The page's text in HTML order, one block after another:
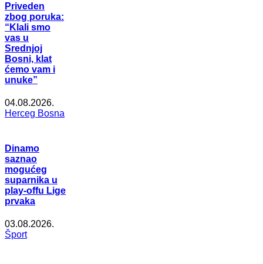
Priveden
zbog poruka:
“Klali smo
vas u
Srednjoj
Bosni, klat
ćemo vam i
unuke”
04.08.2026.
Herceg Bosna
Dinamo
saznao
mogućeg
suparnika u
play-offu Lige
prvaka
03.08.2026.
Šport